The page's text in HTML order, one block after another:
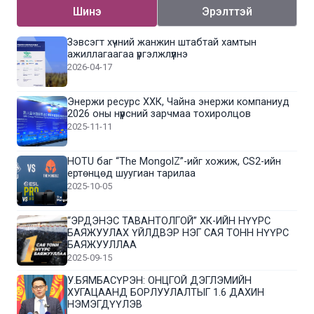
Шинэ Эрэлттэй
Зэвсэгт хүчний жанжин штабтай хамтын
ажиллагаагаа үргэлжлүүлнэ
2026-04-17
Энержи ресурс ХХК, Чайна энержи компаниуд
2026 оны нүүрсний зарчмаа тохиролцов
2025-11-11
HOTU баг “The MongolZ”-ийг хожиж, CS2-ийн
ертөнцөд шуугиан тарилаа
2025-10-05
“ЭРДЭНЭС ТАВАНТОЛГОЙ” ХК-ИЙН НҮҮРС
БАЯЖУУЛАХ ҮЙЛДВЭР НЭГ САЯ ТОНН НҮҮРС
БАЯЖУУЛЛАА
2025-09-15
У.БЯМБАСҮРЭН: ОНЦГОЙ ДЭГЛЭМИЙН
ХУГАЦААНД БОРЛУУЛАЛТЫГ 1.6 ДАХИН
НЭМЭГДҮҮЛЭВ